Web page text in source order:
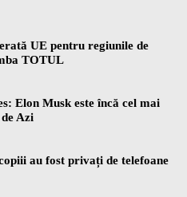
UE pentru regiunile de
TOTUL
Elon Musk este încă cel mai
Azi
au fost privați de telefoane